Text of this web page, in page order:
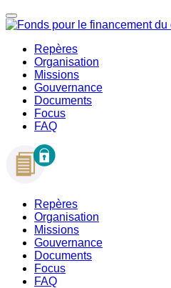
Repères
Organisation
Missions
Gouvernance
Documents
Focus
FAQ
Repères
Organisation
Missions
Gouvernance
Documents
Focus
FAQ